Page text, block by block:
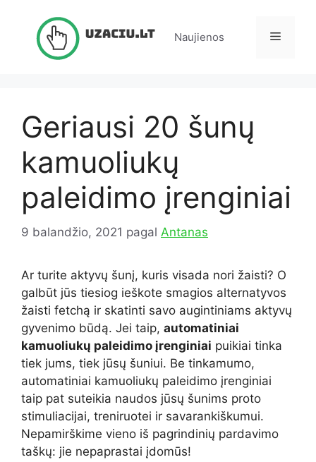
Naujienos Meniu
Geriausi 20 šunų
kamuoliukų
paleidimo įrenginiai
9 balandžio, 2021 pagal Antanas
Ar turite aktyvų šunį, kuris visada nori žaisti? O
galbūt jūs tiesiog ieškote smagios alternatyvos
žaisti fetchą ir skatinti savo augintiniams aktyvų
gyvenimo būdą. Jei taip, automatiniai
kamuoliukų paleidimo įrenginiai puikiai tinka
tiek jums, tiek jūsų šuniui. Be tinkamumo,
automatiniai kamuoliukų paleidimo įrenginiai
taip pat suteikia naudos jūsų šunims proto
stimuliacijai, treniruotei ir savarankiškumui.
Nepamirškime vieno iš pagrindinių pardavimo
taškų: jie nepaprastai įdomūs!